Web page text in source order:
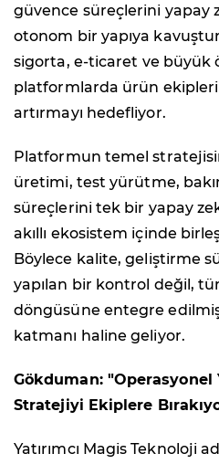
güvence süreçlerini yapay
otonom bir yapıya
sigorta, e-ticaret ve büyük
platformlarda ürün
artırmayı hedefliyor.
Platformun temel
üretimi, test yürütme,
süreçlerini tek bir yapay
akıllı ekosistem içinde
Böylece kalite, geliştirme
yapılan bir kontrol değil,
döngüsüne entegre
katmanı haline geliyor.
Gökduman: "Operasyonel
Stratejiyi Ekiplere
Yatırımcı Magis Teknoloji